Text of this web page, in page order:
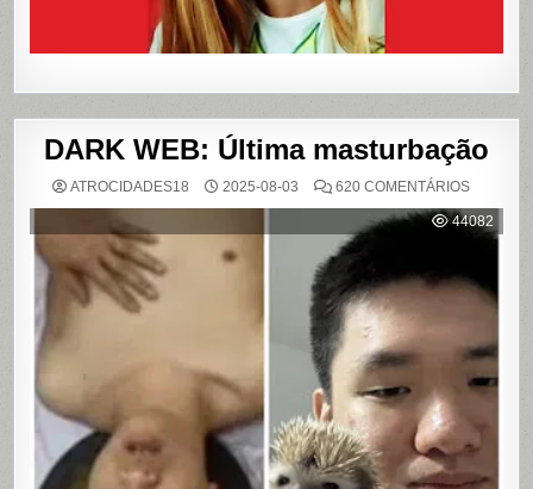
DARK WEB: Última masturbação
ATROCIDADES18 2025-08-03 620 COMENTÁRIOSEM
WEB:
ÚLTIMA
44082